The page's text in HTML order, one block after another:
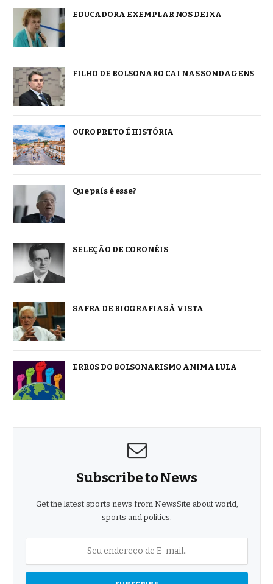
EDUCADORA EXEMPLAR NOS DEIXA
FILHO DE BOLSONARO CAI NAS SONDAGENS
OURO PRETO É HISTÓRIA
Que país é esse?
SELEÇÃO DE CORONÉIS
SAFRA DE BIOGRAFIAS À VISTA
ERROS DO BOLSONARISMO ANIMA LULA
Subscribe to News
Get the latest sports news from NewsSite about world,
sports and politics.